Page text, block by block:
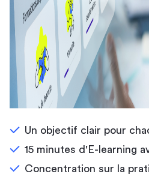
Un objectif clair pour
15 minutes d'E-learning
Concentration sur la